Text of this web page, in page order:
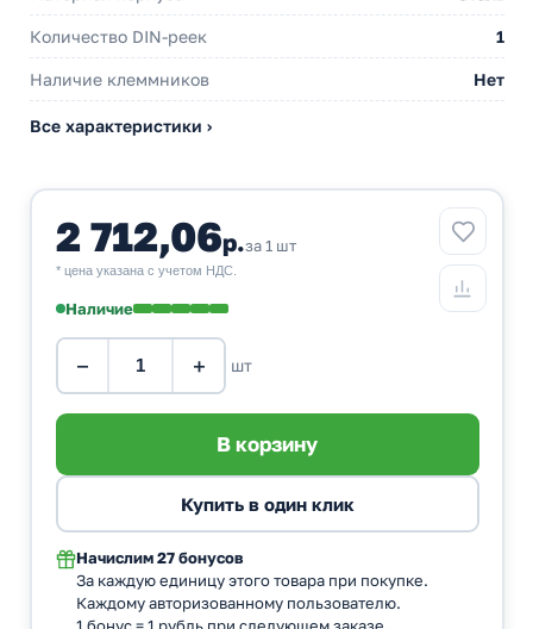
Количество DIN-реек 1
Наличие клеммников Нет
Все характеристики ›
2 712,06р.за 1 шт
* цена указана с учетом НДС.
Наличие
− + шт
Начислим 27 бонусов
За каждую единицу этого товара при покупке.
Каждому авторизованному пользователю.